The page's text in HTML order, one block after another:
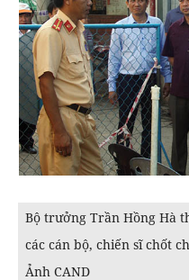
Bộ trưởng Trần Hồng Hà
các cán bộ, chiến sĩ chốt
Ảnh CAND